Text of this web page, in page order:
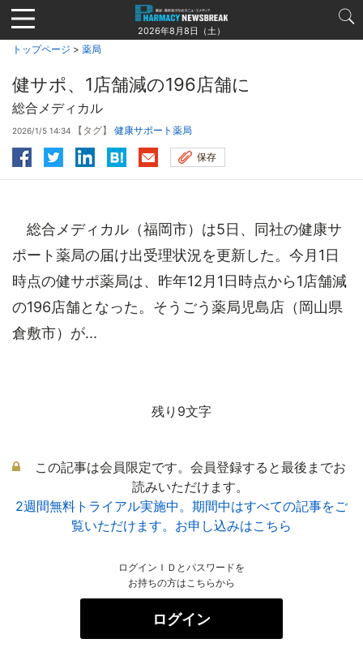
Jump
to
navigation
2026年8月8日（土）
トップページ > 薬局
健サポ、1店舗減の196店舗に
総合メディカル
2026/1/5 14:34 【タグ】 健康サポート薬局
保存
総合メディカル（福岡市）は5日、同社の健康サ
ポート薬局の届け出受理状況を更新した。今月1日
時点の健サポ薬局は、昨年12月1日時点から1店舗減
の196店舗となった。そうごう薬局児島店（岡山県
倉敷市）が...
残り9文字
この記事は会員限定です。会員登録すると最後までお
読みいただけます。
2週間無料トライアル実施中。期間中はすべての記事をご
覧いただけます。お申し込みはこちら
ログインＩＤとパスワードを
お持ちの方はこちらから
ログイン